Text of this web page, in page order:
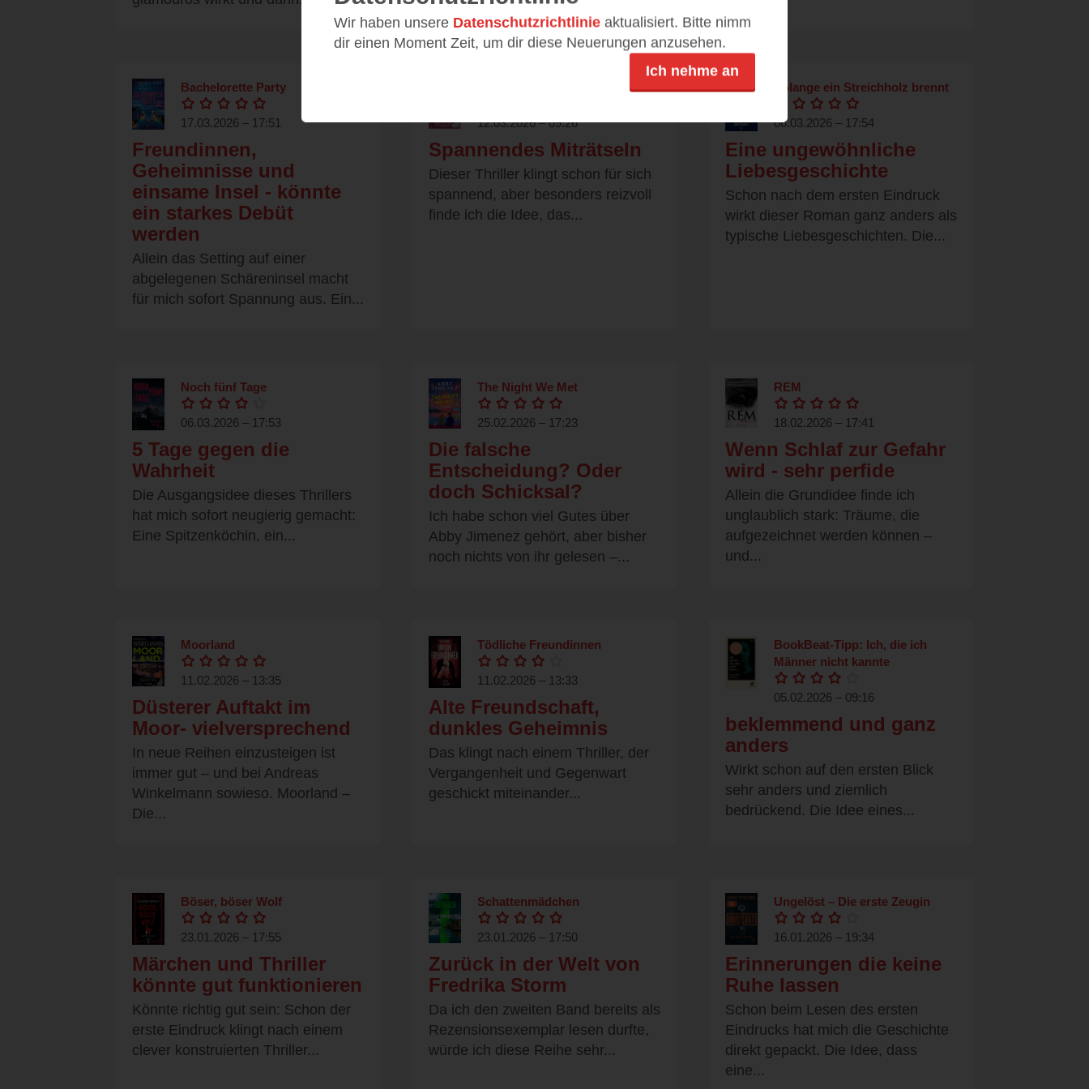
Bachelorette Party
17.03.2026 – 17:51
Freundinnen,
Geheimnisse und
einsame Insel - könnte
ein starkes Debüt
werden
Allein das Setting auf einer
abgelegenen Schäreninsel macht
für mich sofort Spannung aus. Ein...
12.03.2026 – 09:26
Spannendes Miträtseln
Dieser Thriller klingt schon für sich
spannend, aber besonders reizvoll
finde ich die Idee, das...
Solange ein Streichholz brennt
06.03.2026 – 17:54
Eine ungewöhnliche
Liebesgeschichte
Schon nach dem ersten Eindruck
wirkt dieser Roman ganz anders als
typische Liebesgeschichten. Die...
Noch fünf Tage
06.03.2026 – 17:53
5 Tage gegen die
Wahrheit
Die Ausgangsidee dieses Thrillers
hat mich sofort neugierig gemacht:
Eine Spitzenköchin, ein...
The Night We Met
25.02.2026 – 17:23
Die falsche
Entscheidung? Oder
doch Schicksal?
Ich habe schon viel Gutes über
Abby Jimenez gehört, aber bisher
noch nichts von ihr gelesen –...
REM
18.02.2026 – 17:41
Wenn Schlaf zur Gefahr
wird - sehr perfide
Allein die Grundidee finde ich
unglaublich stark: Träume, die
aufgezeichnet werden können –
und...
Moorland
11.02.2026 – 13:35
Düsterer Auftakt im
Moor- vielversprechend
In neue Reihen einzusteigen ist
immer gut – und bei Andreas
Winkelmann sowieso. Moorland –
Die...
Tödliche Freundinnen
11.02.2026 – 13:33
Alte Freundschaft,
dunkles Geheimnis
Das klingt nach einem Thriller, der
Vergangenheit und Gegenwart
geschickt miteinander...
BookBeat-Tipp: Ich, die ich
Männer nicht kannte
05.02.2026 – 09:16
beklemmend und ganz
anders
Wirkt schon auf den ersten Blick
sehr anders und ziemlich
bedrückend. Die Idee eines...
Böser, böser Wolf
23.01.2026 – 17:55
Märchen und Thriller
könnte gut funktionieren
Könnte richtig gut sein: Schon der
erste Eindruck klingt nach einem
clever konstruierten Thriller...
Schattenmädchen
23.01.2026 – 17:50
Zurück in der Welt von
Fredrika Storm
Da ich den zweiten Band bereits als
Rezensionsexemplar lesen durfte,
würde ich diese Reihe sehr...
Ungelöst – Die erste Zeugin
16.01.2026 – 19:34
Erinnerungen die keine
Ruhe lassen
Schon beim Lesen des ersten
Eindrucks hat mich die Geschichte
direkt gepackt. Die Idee, dass
eine...
Wir haben unsere Datenschutzrichtlinie aktualisiert. Bitte nimm
dir einen Moment Zeit, um dir diese Neuerungen anzusehen.
Ich nehme an